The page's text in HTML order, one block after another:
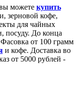
можете купить
зерновой кофе,
для чайных
посуду. До конца
от 100 грамм
и кофе. Доставка во
от 5000 рублей -